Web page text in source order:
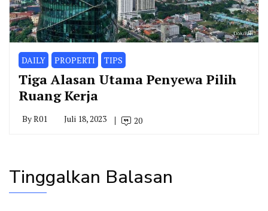
DAILY PROPERTI TIPS
Tiga Alasan Utama Penyewa Pilih
Ruang Kerja
ByR01 Juli 18, 2023 20
Tinggalkan Balasan